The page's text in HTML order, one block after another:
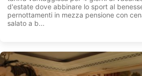
BEAUTY
Elaborati trattamenti singoli e delicati
assistito da mani competenti ed esperte.
d'estate dove abbinare lo sport al
pernottamenti in mezza pensione con
salato a b...